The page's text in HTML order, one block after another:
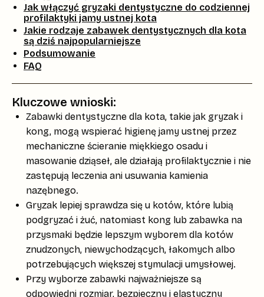
Jak włączyć gryzaki dentystyczne do codziennej
profilaktyki jamy ustnej kota
Jakie rodzaje zabawek dentystycznych dla kota
są dziś najpopularniejsze
Podsumowanie
FAQ
Kluczowe wnioski:
Zabawki dentystyczne dla kota, takie jak gryzak i
kong, mogą wspierać higienę jamy ustnej przez
mechaniczne ścieranie miękkiego osadu i
masowanie dziąseł, ale działają profilaktycznie i nie
zastępują leczenia ani usuwania kamienia
nazębnego.
Gryzak lepiej sprawdza się u kotów, które lubią
podgryzać i żuć, natomiast kong lub zabawka na
przysmaki będzie lepszym wyborem dla kotów
znudzonych, niewychodzących, łakomych albo
potrzebujących większej stymulacji umysłowej.
Przy wyborze zabawki najważniejsze są
odpowiedni rozmiar, bezpieczny i elastyczny